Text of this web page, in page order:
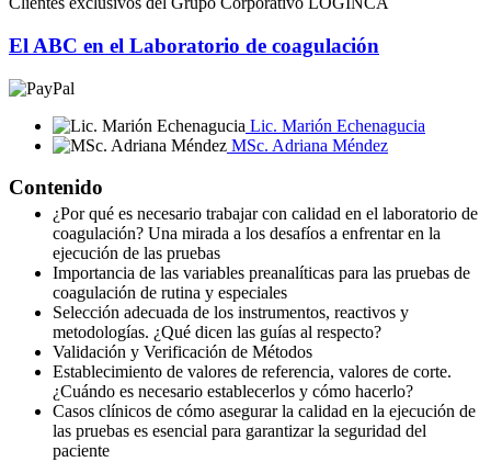
El ABC en el Laboratorio de coagulación
Lic. Marión Echenagucia
MSc. Adriana Méndez
Contenido
¿Por qué es necesario trabajar con calidad en el laboratorio de
coagulación? Una mirada a los desafíos a enfrentar en la
ejecución de las pruebas
Importancia de las variables preanalíticas para las pruebas de
coagulación de rutina y especiales
Selección adecuada de los instrumentos, reactivos y
metodologías. ¿Qué dicen las guías al respecto?
Validación y Verificación de Métodos
Establecimiento de valores de referencia, valores de corte.
¿Cuándo es necesario establecerlos y cómo hacerlo?
Casos clínicos de cómo asegurar la calidad en la ejecución de
las pruebas es esencial para garantizar la seguridad del
paciente